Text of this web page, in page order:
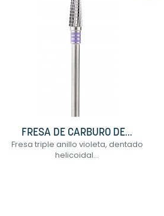
FRESA DE CARBURO DE...
Fresa triple anillo violeta, dentado
helicoidal...